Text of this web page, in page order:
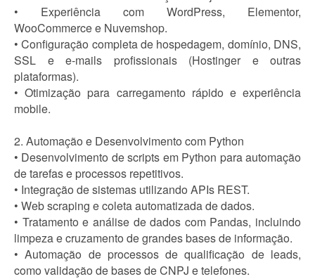
• Experiência com WordPress, Elementor,
WooCommerce e Nuvemshop.
• Configuração completa de hospedagem, domínio, DNS,
SSL e e-mails profissionais (Hostinger e outras
plataformas).
• Otimização para carregamento rápido e experiência
mobile.
2. Automação e Desenvolvimento com Python
• Desenvolvimento de scripts em Python para automação
de tarefas e processos repetitivos.
• Integração de sistemas utilizando APIs REST.
• Web scraping e coleta automatizada de dados.
• Tratamento e análise de dados com Pandas, incluindo
limpeza e cruzamento de grandes bases de informação.
• Automação de processos de qualificação de leads,
como validação de bases de CNPJ e telefones.